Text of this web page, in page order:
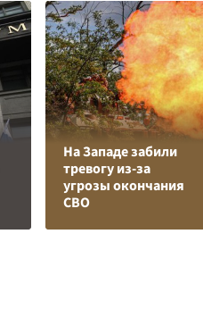
На Западе забили
тревогу из-за
угрозы окончания
СВО